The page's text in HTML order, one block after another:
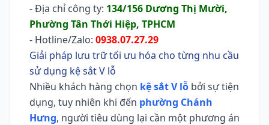
- Địa chỉ công ty: 134/156 Dương Thị Mười,
Phường Tân Thới Hiệp, TPHCM
- Hotline/Zalo: 0938.07.27.29
Giải pháp lưu trữ tối ưu hóa cho từng nhu cầu
sử dụng kệ sắt V lỗ
Nhiều khách hàng chọn kệ sắt V lỗ bởi sự tiện
dụng, tuy nhiên khi đến phường Chánh
Hưng, người tiêu dùng lại cần một phương án